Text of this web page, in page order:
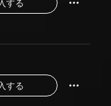
する
する